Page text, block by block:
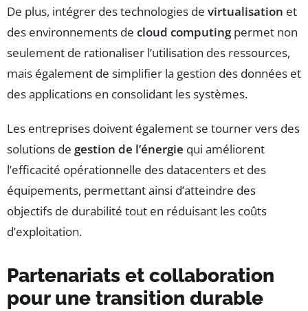
De plus, intégrer des technologies de virtualisation et
des environnements de cloud computingpermet non
seulement de rationaliser l’utilisation des ressources,
mais également de simplifier la gestion des données et
des applications en consolidant les systèmes.
Les entreprises doivent également se tourner vers des
solutions de gestion de l’énergie qui améliorent
l’efficacité opérationnelle des datacenters et des
équipements, permettant ainsi d’atteindre des
objectifs de durabilité tout en réduisant les coûts
d’exploitation.
Partenariats et collaboration
pour une transition durable